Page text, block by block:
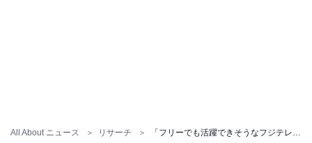
All About ニュース リサーチ
しても良し、その場の空気を読んで様々な事を瞬時に行